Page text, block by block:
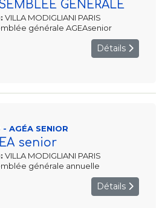
GENERALE
VILLA MODIGLIANI PARIS
générale AGEAsenior
Détails
AGÉA SENIOR
senior
VILLA MODIGLIANI PARIS
générale annuelle
Détails